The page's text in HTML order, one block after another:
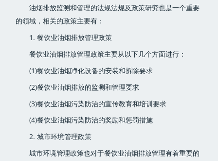
油烟排放监测和管理的法规法规及政策研究也是一个重要
的领域，相关的政策主要有：
1. 餐饮业油烟排放管理政策
餐饮业油烟排放管理政策主要从以下几个方面进行：
(1)餐饮业油烟净化设备的安装和拆除要求
(2)餐饮业油烟排放的监测和管理要求
(3)餐饮业油烟污染防治的宣传教育和培训要求
(4)餐饮业油烟污染防治的奖励和惩罚措施
2. 城市环境管理政策
城市环境管理政策也对于餐饮业油烟排放管理有着重要的